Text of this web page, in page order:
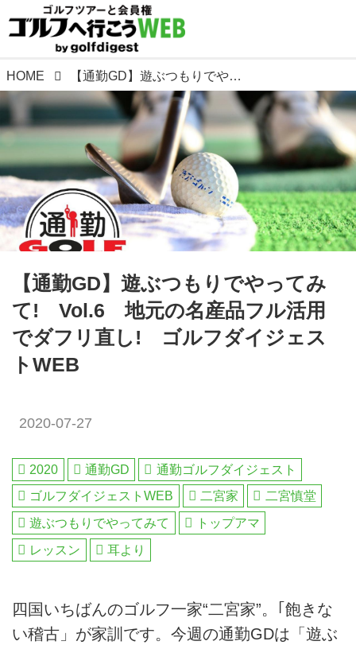
HOME 【通勤GD】遊ぶつもりでやってみて! Vol.6 地元の名産品フル活用でダフリ直し! ゴルフダイジェストWEB
【通勤GD】遊ぶつもりでやってみ
て! Vol.6 地元の名産品フル活用
でダフリ直し! ゴルフダイジェス
トWEB
2020-07-27
2020 通勤GD
通勤ゴルフダイジェスト
ゴルフダイジェストWEB
二宮家
二宮慎堂
遊ぶつもりでやってみて
トップアマ
レッスン
耳より
四国いちばんのゴルフ一家“二宮家”。｢飽きな
い稽古」が家訓です。今週の通勤GDは「遊ぶ